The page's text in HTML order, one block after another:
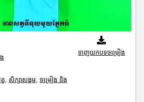
វ សិក្សាសង្គម, ចម្រៀង និង
ទាញយកបទចម្រៀង